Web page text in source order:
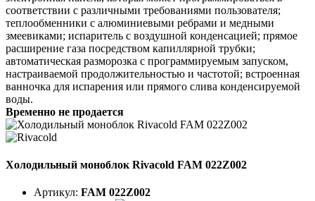
соответствии с различными требованиями пользователя;
теплообменники с алюминиевыми ребрами и медными
змеевиками; испаритель с воздушной конденсацией; прямое
расширение газа посредством капиллярной трубки;
автоматическая разморозка с программируемым запуском,
настраиваемой продолжительностью и частотой; встроенная
ванночка для испарения или прямого слива конденсируемой
воды.
Временно не продается
Холодильный моноблок Rivacold FAM 022Z002
Артикул: FAM 022Z002